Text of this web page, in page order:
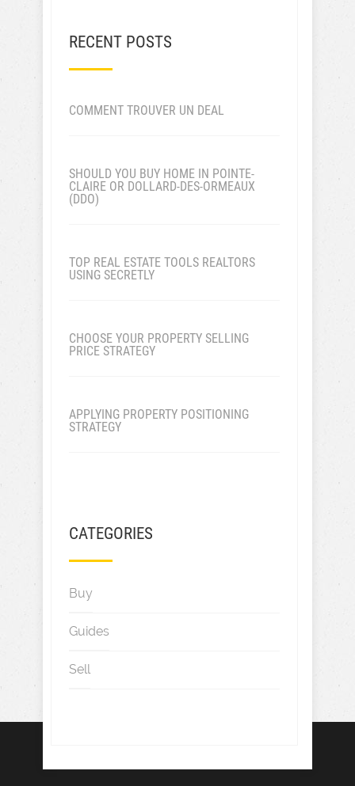
RECENT POSTS
COMMENT TROUVER UN DEAL
SHOULD YOU BUY HOME IN POINTE-
CLAIRE OR DOLLARD-DES-ORMEAUX
(DDO)
TOP REAL ESTATE TOOLS REALTORS
USING SECRETLY
CHOOSE YOUR PROPERTY SELLING
PRICE STRATEGY
APPLYING PROPERTY POSITIONING
STRATEGY
CATEGORIES
Buy
Guides
Sell